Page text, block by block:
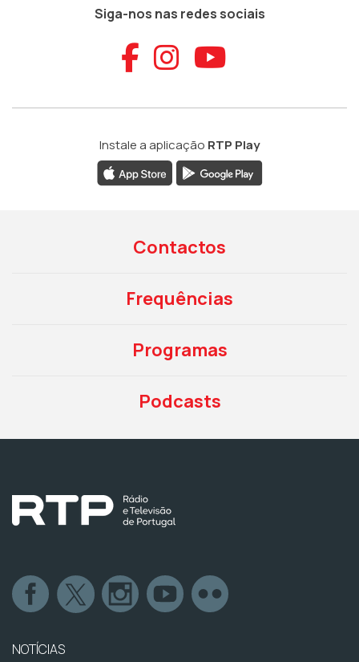
Siga-nos nas redes sociais
Aceder ao
Aceder ao
Aceder
Instale a aplicação RTP Play
Contactos
Frequências
Programas
Podcasts
NOTÍCIAS